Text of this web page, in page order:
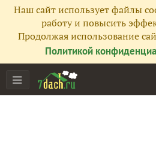
Наш сайт использует файлы
работу и повысить
Продолжая использование
Политикой